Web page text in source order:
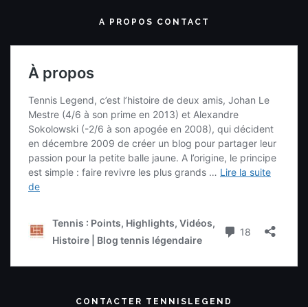
A PROPOS CONTACT
CONTACTER TENNISLEGEND